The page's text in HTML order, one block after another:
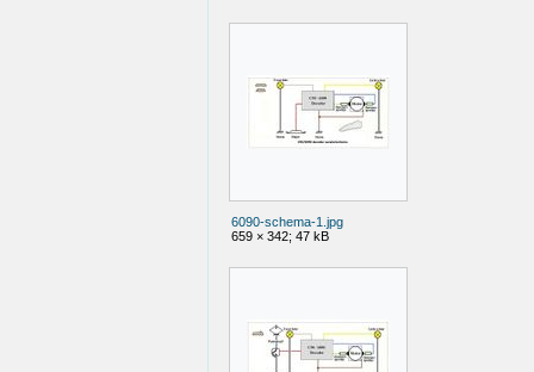
6090-schema-1.jpg
659 × 342; 47 kB